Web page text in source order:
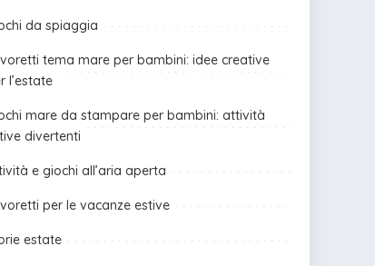
da spiaggia
tema mare per bambini: idee creative
l’estate
mare da stampare per bambini: attività
divertenti
e giochi all’aria aperta
per le vacanze estive
estate